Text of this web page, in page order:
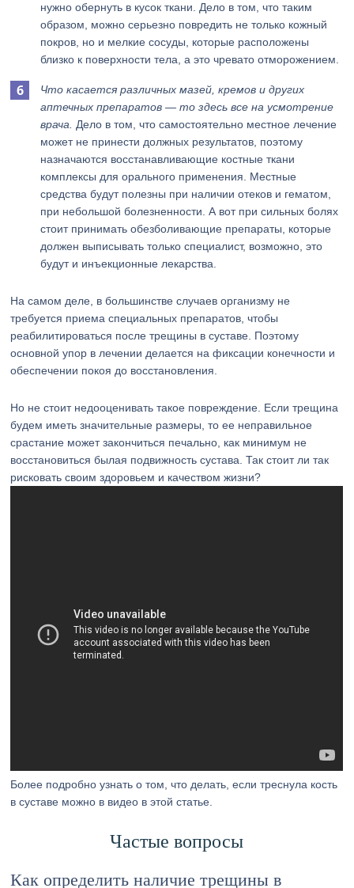
нужно обернуть в кусок ткани. Дело в том, что таким
образом, можно серьезно повредить не только кожный
покров, но и мелкие сосуды, которые расположены
близко к поверхности тела, а это чревато отморожением.
Что касается различных мазей, кремов и других
аптечных препаратов — то здесь все на усмотрение
врача.
Дело в том, что самостоятельно местное лечение
может не принести должных результатов, поэтому
назначаются восстанавливающие костные ткани
комплексы для орального применения. Местные
средства будут полезны при наличии отеков и гематом,
при небольшой болезненности. А вот при сильных болях
стоит принимать обезболивающие препараты, которые
должен выписывать только специалист, возможно, это
будут и инъекционные лекарства.
На самом деле, в большинстве случаев организму не
требуется приема специальных препаратов, чтобы
реабилитироваться после трещины в суставе. Поэтому
основной упор в лечении делается на фиксации конечности и
обеспечении покоя до восстановления.
Но не стоит недооценивать такое повреждение. Если трещина
будем иметь значительные размеры, то ее неправильное
срастание может закончиться печально, как минимум не
восстановиться былая подвижность сустава. Так стоит ли так
рисковать своим здоровьем и качеством жизни?
Более подробно узнать о том, что делать, если треснула кость
в суставе можно в видео в этой статье.
Частые вопросы
Как определить наличие трещины в